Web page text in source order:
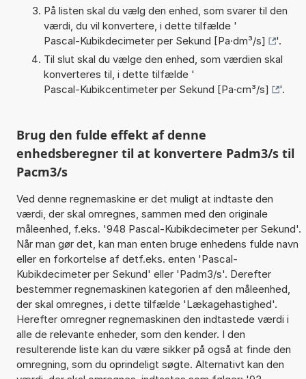
På listen skal du vælg den enhed, som svarer til den
værdi, du vil konvertere, i dette tilfælde '
Pascal-Kubikdecimeter per Sekund [Pa·dm³/s]
'.
Til slut skal du vælge den enhed, som værdien skal
konverteres til, i dette tilfælde '
Pascal-Kubikcentimeter per Sekund [Pa·cm³/s]
'.
Brug den fulde effekt af denne
enhedsberegner til at konvertere Padm3/s til
Pacm3/s
Ved denne regnemaskine er det muligt at indtaste den
værdi, der skal omregnes, sammen med den originale
måleenhed, f.eks. '948 Pascal-Kubikdecimeter per Sekund'.
Når man gør det, kan man enten bruge enhedens fulde navn
eller en forkortelse af detf.eks. enten 'Pascal-
Kubikdecimeter per Sekund' eller 'Padm3/s'. Derefter
bestemmer regnemaskinen kategorien af den måleenhed,
der skal omregnes, i dette tilfælde 'Lækagehastighed'.
Herefter omregner regnemaskinen den indtastede værdi i
alle de relevante enheder, som den kender. I den
resulterende liste kan du være sikker på også at finde den
omregning, som du oprindeligt søgte. Alternativt kan den